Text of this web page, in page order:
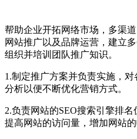
帮助企业开拓网络市场，多渠
网站推广以及品牌运营，建立
组织并培训团队推广知识。
1.制定推广方案并负责实施，
分析以便不断优化营销方式。
2.负责网站的SEO搜索引擎排
提高网站的访问量，增加网站的